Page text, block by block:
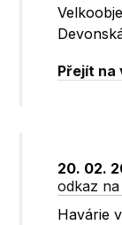
Přejít na
20. 02.
odkaz
Havárie